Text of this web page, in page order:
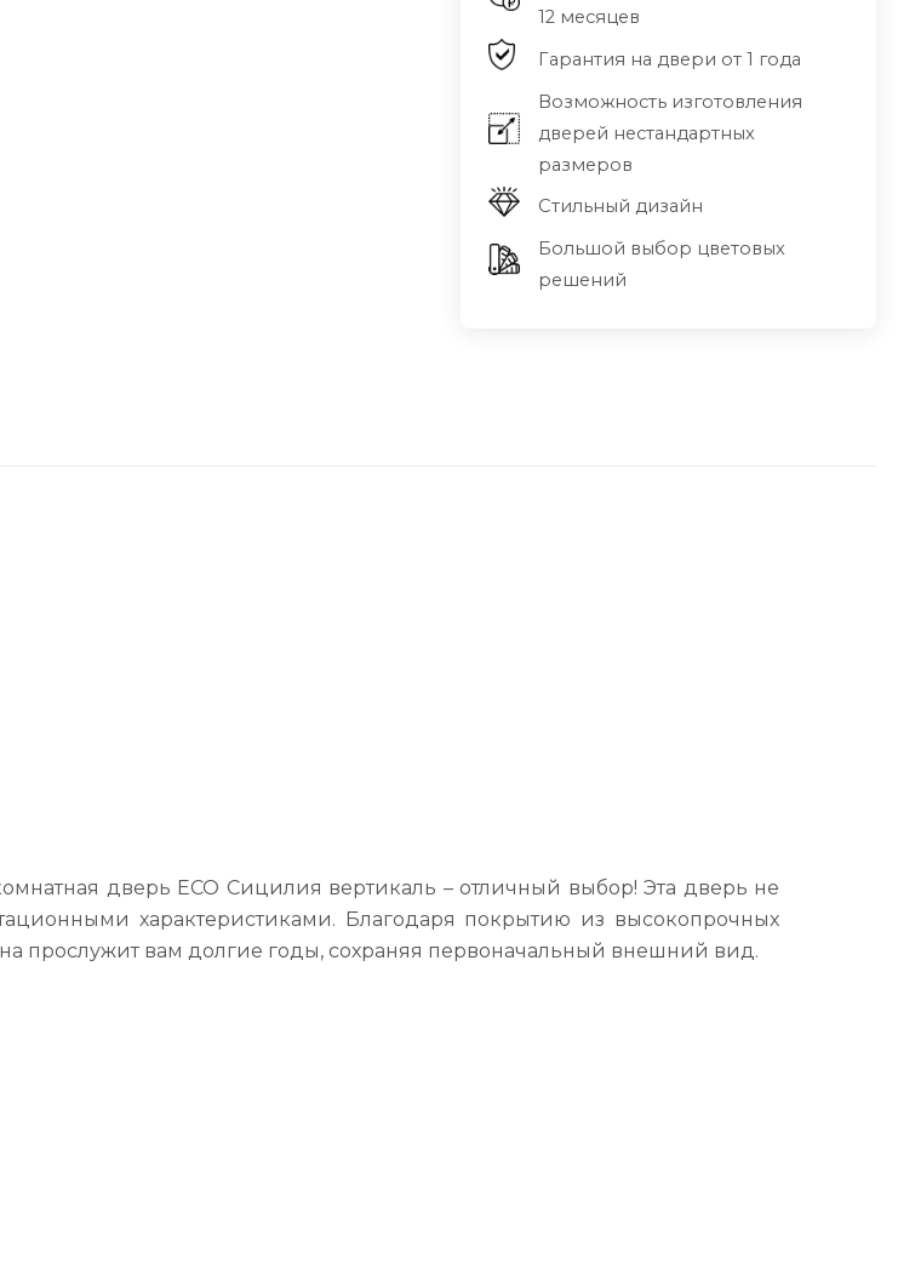
12 месяцев
Гарантия на двери от 1 года
Возможность изготовления
дверей нестандартных
размеров
Стильный дизайн
Большой выбор цветовых
решений
дверь ECO Сицилия вертикаль – отличный выбор! Эта дверь не
характеристиками. Благодаря покрытию из высокопрочных
прослужит вам долгие годы, сохраняя первоначальный внешний вид.